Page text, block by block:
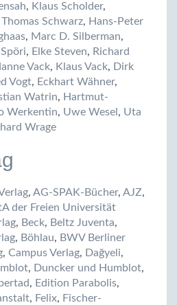
, Klaus Scholder,
Thomas Schwarz, Hans-Peter
, Marc D. Silberman,
, Elke Steven, Richard
Vack, Klaus Vack, Dirk
Vogt, Eckhart Wähner,
Watrin, Hartmut-
Werkentin, Uwe Wesel , Uta
Wrage
, AG-SPAK-Bücher, AJZ,
der Freien Universität
, Beck, Beltz Juventa,
, Böhlau, BWV Berliner
, Campus Verlag, Dağyeli,
, Duncker und Humblot,
, Edition Parabolis,
, Felix, Fischer-